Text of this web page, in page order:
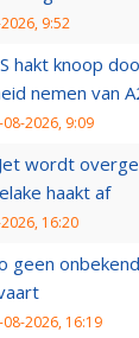
9:52
hakt knoop
nemen van
08-2026, 9:09
wordt
haakt af
16:20
geen
08-2026, 16:19